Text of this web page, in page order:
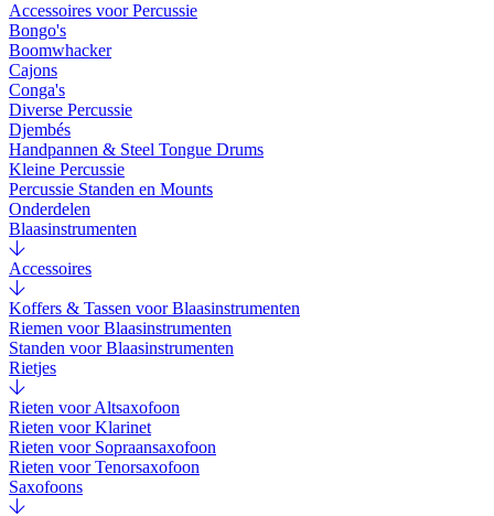
Accessoires voor Percussie
Bongo's
Boomwhacker
Cajons
Conga's
Diverse Percussie
Djembés
Handpannen & Steel Tongue Drums
Kleine Percussie
Percussie Standen en Mounts
Onderdelen
Blaasinstrumenten
Accessoires
Koffers & Tassen voor Blaasinstrumenten
Riemen voor Blaasinstrumenten
Standen voor Blaasinstrumenten
Rietjes
Rieten voor Altsaxofoon
Rieten voor Klarinet
Rieten voor Sopraansaxofoon
Rieten voor Tenorsaxofoon
Saxofoons